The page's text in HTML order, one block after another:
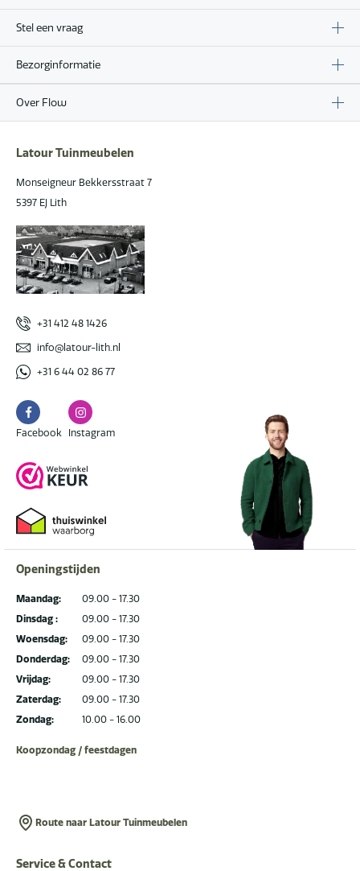
Stel een vraag
Bezorginformatie
Over Flow
Latour Tuinmeubelen
Monseigneur Bekkersstraat 7
5397 EJ Lith
+31 412 48 1426
info@latour-lith.nl
+31 6 44 02 86 77
Facebook
Facebook
Instagram
Instagram
Openingstijden
Maandag:
Dinsdag :
Woensdag:
Donderdag:
Vrijdag:
Zaterdag:
Zondag:
09.00 - 17.30
09.00 - 17.30
09.00 - 17.30
09.00 - 17.30
09.00 - 17.30
09.00 - 17.30
10.00 - 16.00
Koopzondag / feestdagen
Route naar Latour Tuinmeubelen
Service & Contact